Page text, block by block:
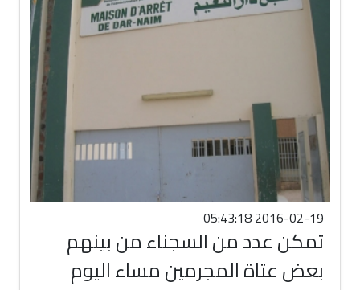
2016-02-19 05:43:18
تمكن عدد من السجناء من بينهم
بعض عتاة المجرمين مساء اليوم